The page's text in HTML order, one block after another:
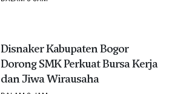
Disnaker Kabupaten Bogor
Dorong SMK Perkuat Bursa Kerja
dan Jiwa Wirausaha